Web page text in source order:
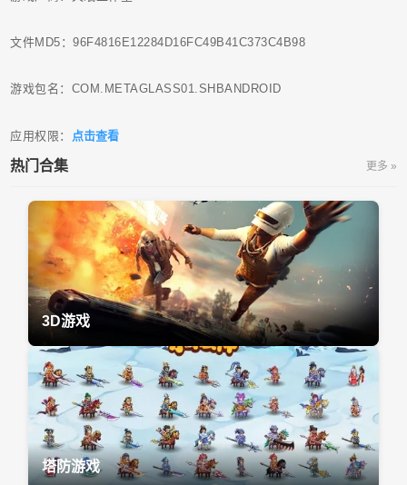
文件MD5：96F4816E12284D16FC49B41C373C4B98
游戏包名：COM.METAGLASS01.SHBANDROID
应用权限： 点击查看
热门合集 更多 »
3D游戏
塔防游戏